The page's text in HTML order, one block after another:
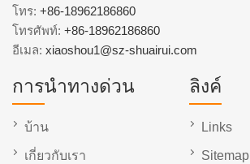
โทร: +86-18962186860
โทรศัพท์: +86-18962186860
อีเมล: xiaoshou1@sz-shuairui.com
การนำทางด่วน
บ้าน
เกี่ยวกับเรา
ลิงค์
Links
Sitemap